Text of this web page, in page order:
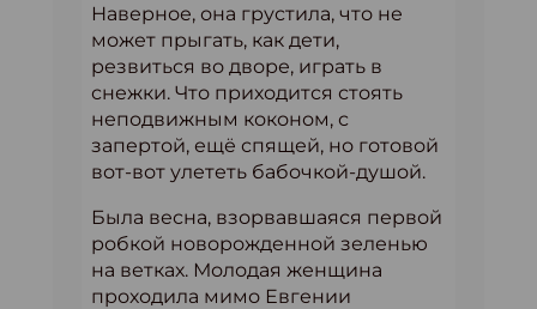
Наверное, она грустила, что не
может прыгать, как дети,
резвиться во дворе, играть в
снежки. Что приходится стоять
неподвижным коконом, с
запертой, ещё спящей, но готовой
вот-вот улететь бабочкой-душой.
Была весна, взорвавшаяся первой
робкой новорожденной зеленью
на ветках. Молодая женщина
проходила мимо Евгении